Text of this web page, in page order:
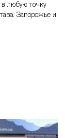
в любую точку
Запорожье и